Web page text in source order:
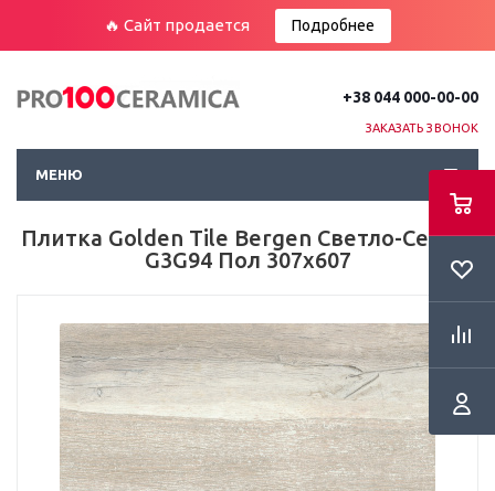
🔥 Сайт продается Подробнее
+38 044 000-00-00
ЗАКАЗАТЬ ЗВОНОК
МЕНЮ
Плитка Golden Tile Bergen Светло-Серый
G3G94 Пол 307х607